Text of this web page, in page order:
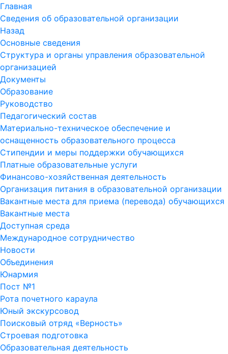
Главная
Сведения об образовательной организации
Назад
Основные сведения
Структура и органы управления образовательной
организацией
Документы
Образование
Руководство
Педагогический состав
Материально-техническое обеспечение и
оснащенность образовательного процесса
Стипендии и меры поддержки обучающихся
Платные образовательные услуги
Финансово-хозяйственная деятельность
Организация питания в образовательной организации
Вакантные места для приема (перевода) обучающихся
Вакантные места
Доступная среда
Международное сотрудничество
Новости
Объединения
Юнармия
Пост №1
Рота почетного караула
Юный экскурсовод
Поисковый отряд «Верность»
Строевая подготовка
Образовательная деятельность